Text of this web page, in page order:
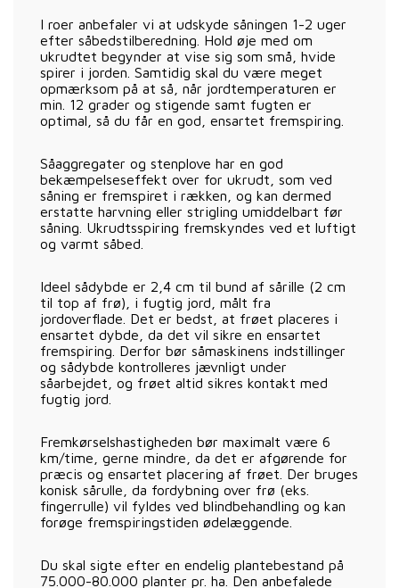
I roer anbefaler vi at udskyde såningen 1-2 uger
efter såbedstilberedning. Hold øje med om
ukrudtet begynder at vise sig som små, hvide
spirer i jorden. Samtidig skal du være meget
opmærksom på at så, når jordtemperaturen er
min. 12 grader og stigende samt fugten er
optimal, så du får en god, ensartet fremspiring.
Såaggregater og stenplove har en god
bekæmpelseseffekt over for ukrudt, som ved
såning er fremspiret i rækken, og kan dermed
erstatte harvning eller strigling umiddelbart før
såning. Ukrudtsspiring fremskyndes ved et luftigt
og varmt såbed.
Ideel sådybde er 2,4 cm til bund af sårille (2 cm
til top af frø), i fugtig jord, målt fra
jordoverflade. Det er bedst, at frøet placeres i
ensartet dybde, da det vil sikre en ensartet
fremspiring. Derfor bør såmaskinens indstillinger
og sådybde kontrolleres jævnligt under
såarbejdet, og frøet altid sikres kontakt med
fugtig jord.
Fremkørselshastigheden bør maximalt være 6
km/time, gerne mindre, da det er afgørende for
præcis og ensartet placering af frøet. Der bruges
konisk sårulle, da fordybning over frø (eks.
fingerrulle) vil fyldes ved blindbehandling og kan
forøge fremspiringstiden ødelæggende.
Du skal sigte efter en endelig plantebestand på
75.000-80.000 planter pr. ha. Den anbefalede